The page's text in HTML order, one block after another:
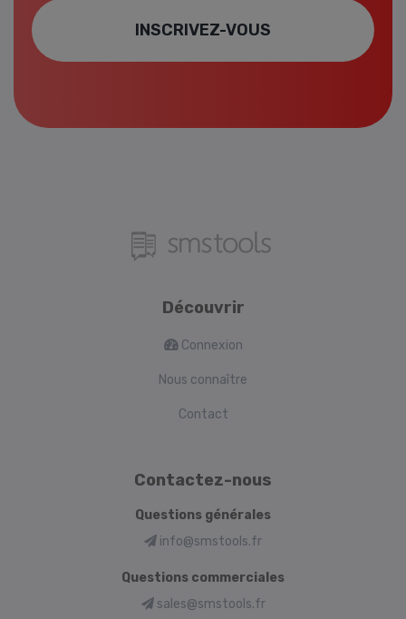
INSCRIVEZ-VOUS
Découvrir
Connexion
Nous connaître
Contact
Contactez-nous
Questions générales
info@smstools.fr
Questions commerciales
sales@smstools.fr